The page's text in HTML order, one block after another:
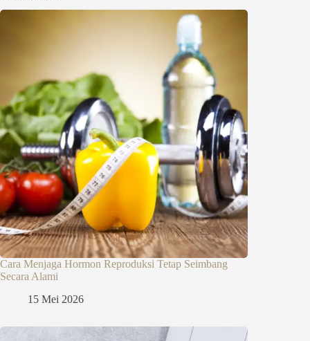
Cara Menjaga Hormon Reproduksi Tetap Seimbang
Secara Alami
15 Mei 2026